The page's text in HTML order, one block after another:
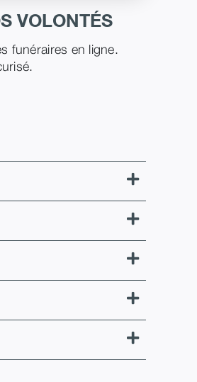
VOLONTÉS
funéraires en ligne.